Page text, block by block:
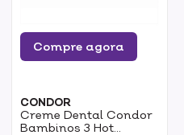
Compre agora
CONDOR
Creme Dental Condor
Bambinos 3 Hot